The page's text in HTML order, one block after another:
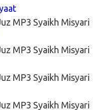
MP3 Syaikh Misyari
MP3 Syaikh Misyari
MP3 Syaikh Misyari
MP3 Syaikh Misyari